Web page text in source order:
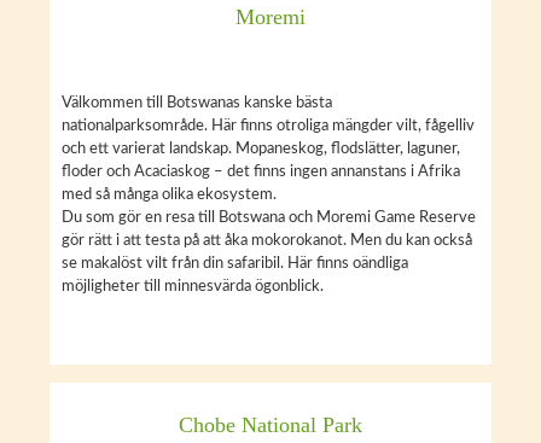
Moremi
Välkommen till Botswanas kanske bästa
nationalparksområde. Här finns otroliga mängder vilt, fågelliv
och ett varierat landskap. Mopaneskog, flodslätter, laguner,
floder och Acaciaskog – det finns ingen annanstans i Afrika
med så många olika ekosystem.
Du som gör en resa till Botswana och Moremi Game Reserve
gör rätt i att testa på att åka mokorokanot. Men du kan också
se makalöst vilt från din safaribil. Här finns oändliga
möjligheter till minnesvärda ögonblick.
Chobe National Park